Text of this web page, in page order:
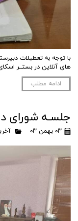
با توجه به تعطیلات
های آنلاین در بستــر
ادامه مطلب
جلسـه شورای
۰۳ بهمن ۰۳